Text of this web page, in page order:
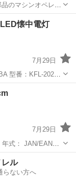
のマシンオペレー
シングマシン、レ
懐中電灯
7月29日
型番：KFL-202
7月29日
式： JAN/EAN：
ル
らない方へ